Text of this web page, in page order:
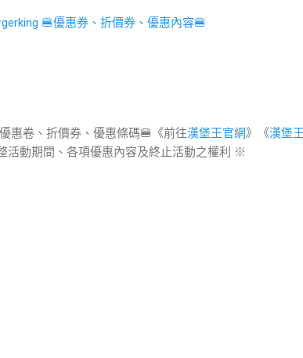
惠卷、折價券、優惠條碼🍔《前往漢堡王官網》《漢堡
活動期間、各項優惠內容及終止活動之權利 ※